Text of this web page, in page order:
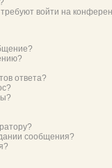
войти на
ответа?
сообщения?